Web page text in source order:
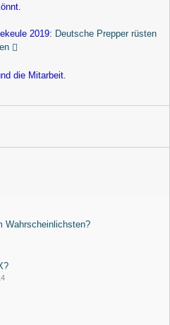
2019: Deutsche Prepper rüsten
die Mitarbeit.
Wahrscheinlichsten?